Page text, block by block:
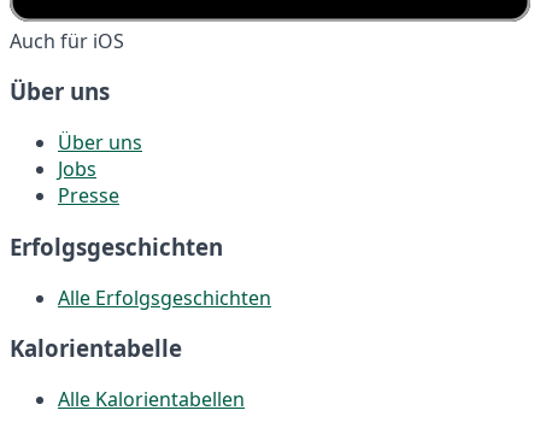
Auch für iOS
Über uns
Über uns
Jobs
Presse
Erfolgsgeschichten
Alle Erfolgsgeschichten
Kalorientabelle
Alle Kalorientabellen